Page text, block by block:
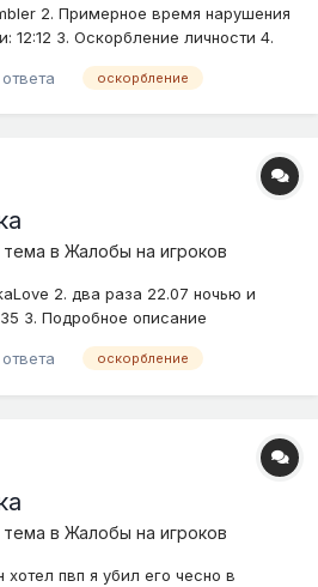
2. Примерное время нарушения
12:12 3. Оскорбление личности 4.
оскорбление
тема в Жалобы на игроков
2. два раза 22.07 ночью и
3. Подробное описание
називает крисай на пвп 4.
видео) оскорбление
тема в Жалобы на игроков
хотел пвп я убил его чесно в